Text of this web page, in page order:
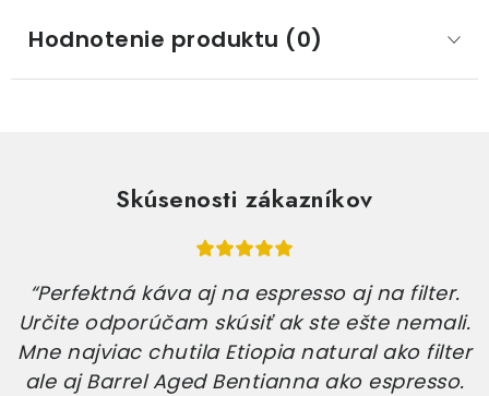
Hodnotenie produktu (0)
Skúsenosti zákazníkov
“Perfektná káva aj na espresso aj na filter.
Určite odporúčam skúsiť ak ste ešte nemali.
Mne najviac chutila Etiopia natural ako filter
ale aj Barrel Aged Bentianna ako espresso.